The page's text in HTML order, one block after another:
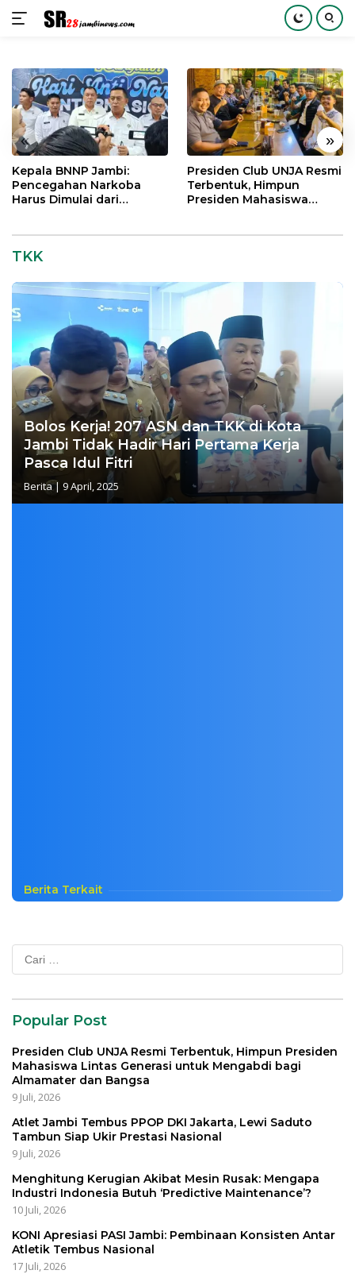
konten
« »
Kepala BNNP Jambi:
Pencegahan Narkoba
Harus Dimulai dari
Presiden Club UNJA Resmi
Terbentuk, Himpun
Presiden Mahasiswa
TKK
Bolos Kerja! 207 ASN dan TKK di Kota
Jambi Tidak Hadir Hari Pertama Kerja
Pasca Idul Fitri
Berita| 9 April, 2025
Berita Terkait
Cari
untuk:
Popular Post
Presiden Club UNJA Resmi Terbentuk, Himpun Presiden
Mahasiswa Lintas Generasi untuk Mengabdi bagi
Almamater dan Bangsa
9 Juli, 2026
Atlet Jambi Tembus PPOP DKI Jakarta, Lewi Saduto
Tambun Siap Ukir Prestasi Nasional
9 Juli, 2026
Menghitung Kerugian Akibat Mesin Rusak: Mengapa
Industri Indonesia Butuh ‘Predictive Maintenance’?
10 Juli, 2026
KONI Apresiasi PASI Jambi: Pembinaan Konsisten Antar
Atletik Tembus Nasional
17 Juli, 2026